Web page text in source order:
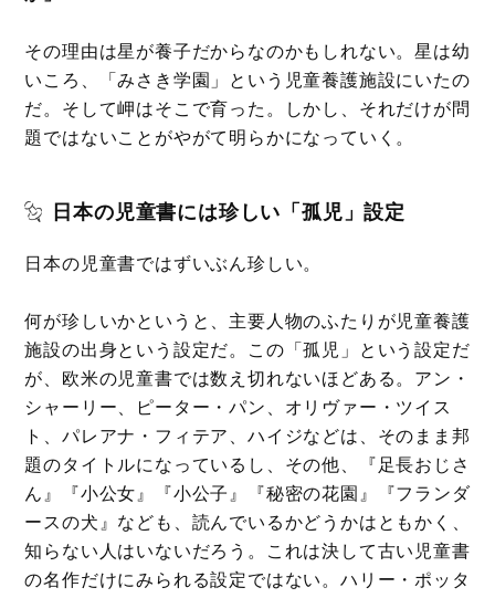
その理由は星が養子だからなのかもしれない。星は幼
いころ、「みさき学園」という児童養護施設にいたの
だ。そして岬はそこで育った。しかし、それだけが問
題ではないことがやがて明らかになっていく。
日本の児童書には珍しい「孤児」設定
日本の児童書ではずいぶん珍しい。
何が珍しいかというと、主要人物のふたりが児童養護
施設の出身という設定だ。この「孤児」という設定だ
が、欧米の児童書では数え切れないほどある。アン・
シャーリー、ピーター・パン、オリヴァー・ツイス
ト、パレアナ・フィテア、ハイジなどは、そのまま邦
題のタイトルになっているし、その他、『足長おじさ
ん』『小公女』『小公子』『秘密の花園』『フランダ
ースの犬』なども、読んでいるかどうかはともかく、
知らない人はいないだろう。これは決して古い児童書
の名作だけにみられる設定ではない。ハリー・ポッタ